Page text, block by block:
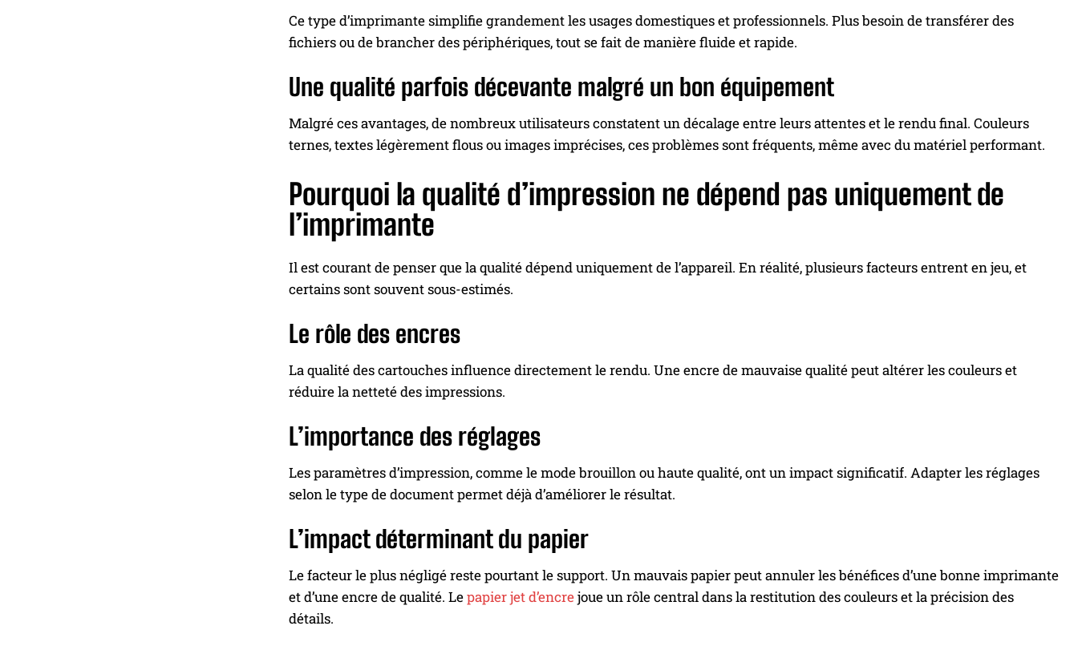
Ce type d’imprimante simplifie grandement les usages domestiques et professionnels. Plus besoin de transférer des
fichiers ou de brancher des périphériques, tout se fait de manière fluide et rapide.
Une qualité parfois décevante malgré un bon équipement
Malgré ces avantages, de nombreux utilisateurs constatent un décalage entre leurs attentes et le rendu final. Couleurs
ternes, textes légèrement flous ou images imprécises, ces problèmes sont fréquents, même avec du matériel performant.
Pourquoi la qualité d’impression ne dépend pas uniquement de
l’imprimante
Il est courant de penser que la qualité dépend uniquement de l’appareil. En réalité, plusieurs facteurs entrent en jeu, et
certains sont souvent sous-estimés.
Le rôle des encres
La qualité des cartouches influence directement le rendu. Une encre de mauvaise qualité peut altérer les couleurs et
réduire la netteté des impressions.
L’importance des réglages
Les paramètres d’impression, comme le mode brouillon ou haute qualité, ont un impact significatif. Adapter les réglages
selon le type de document permet déjà d’améliorer le résultat.
L’impact déterminant du papier
Le facteur le plus négligé reste pourtant le support. Un mauvais papier peut annuler les bénéfices d’une bonne imprimante
et d’une encre de qualité. Lepapier jet d’encrejoue un rôle central dans la restitution des couleurs et la précision des
détails.